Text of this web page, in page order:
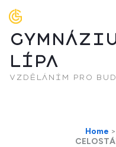
LÍPA
vzděláním pro
Home >